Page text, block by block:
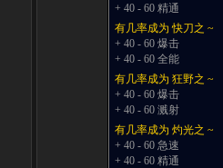
+ 40 - 60 精通
有几率成为 快刀之 ~
+ 40 - 60 爆击
+ 40 - 60 全能
有几率成为 狂野之 ~
+ 40 - 60 爆击
+ 40 - 60 溅射
有几率成为 灼光之 ~
+ 40 - 60 急速
+ 40 - 60 精通